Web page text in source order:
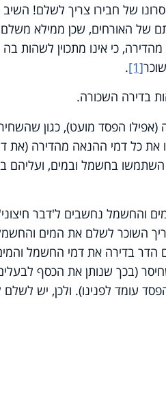
של חבירו צריך לשלם!
של האורחים, שכן ממילא
כי אינו מתכוין לשהות בה
[1]
.
בדירה השכורה.
הפסד מועט), כגון
את כל דמי ההנאה מהדירה (את
השתמשו בחשמל ובמים, ועליהם
והחשמל נחשבים ל'דבר חיצוני',
השוכר לשלם את המים
הדר בדירה את דמי החשמל
(בכך שנותן את הכסף
עומד לפנינו). ולכן, יש לשלם